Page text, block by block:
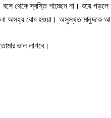
বসে থেকে স্বস্তি পাচ্ছেন না। শুয়ে
বোধ হওয়া। অসুস্থত মানুষকে
ভাল লাগবে।